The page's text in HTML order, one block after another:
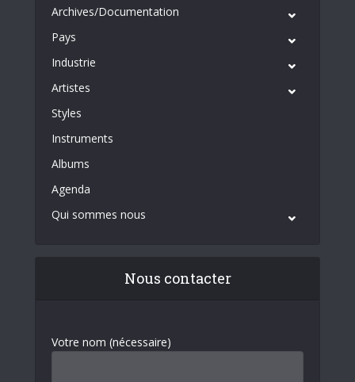
Archives/Documentation
Pays
Industrie
Artistes
Styles
Instruments
Albums
Agenda
Qui sommes nous
Nous contacter
Votre nom (nécessaire)